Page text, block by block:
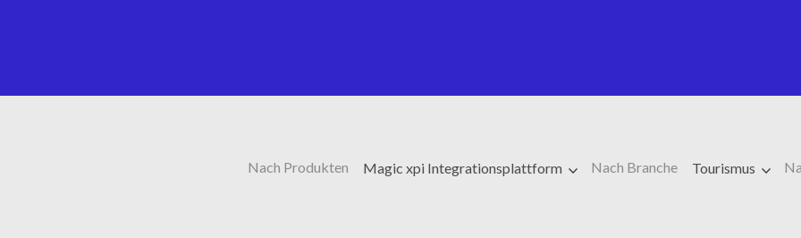
Nach Produkten Magic xpi Integrationsplattform Nach Branche Tourismus